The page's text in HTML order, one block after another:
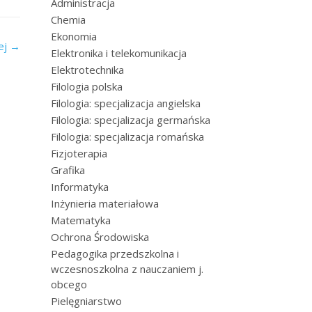
→
Administracja
Chemia
Ekonomia
Elektronika i telekomunikacja
Elektrotechnika
Filologia polska
Filologia: specjalizacja angielska
Filologia: specjalizacja germańska
Filologia: specjalizacja romańska
Fizjoterapia
Grafika
Informatyka
Inżynieria materiałowa
Matematyka
Ochrona Środowiska
Pedagogika przedszkolna i
wczesnoszkolna z nauczaniem j.
obcego
Pielęgniarstwo